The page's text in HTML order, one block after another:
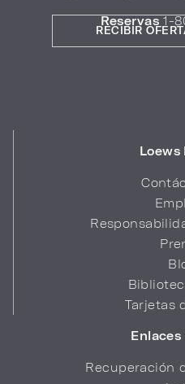
Reservas 1-
Loews
Tarjetas
Enlaces
Recuperación
RECIBIR